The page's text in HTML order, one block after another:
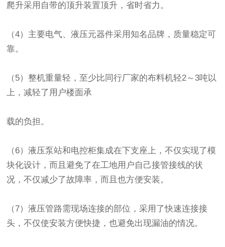
爬升采用自带的顶升装置顶升，省时省力。
（4）主要电气、液压元器件采用知名品牌，质量稳定可
靠。
（5）整机重量轻，至少比同行厂家的布料机轻2～3吨以
上，减轻了用户楼面承
载的负担。
（6）液压泵站和电控柜集成在下支座上，不仅实现了模
块化设计，而且避免了在工地用户自己接管接线的状
况，不仅减少了故障率，而且也方便安装。
（7）液压管路需现场连接的部位，采用了快速连接接
头，不仅使安装方便快捷，也避免出现漏油的情况。